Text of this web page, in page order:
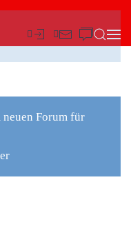
neuen Forum für